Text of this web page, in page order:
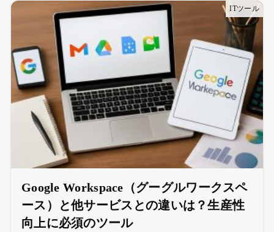
ITツール
Google Workspace（グーグルワークスペ
ース）と他サービスとの違いは？生産性
向上に必須のツール